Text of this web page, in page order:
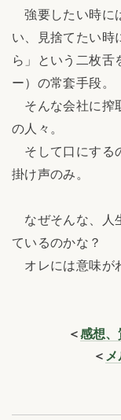
強要したい時に
い、見捨てたい時
ら」という二枚
ー）の常套手段。
そんな会社に搾
の人々。
そして口にする
掛け声のみ。
なぜそんな、人
ているのかな？
オレには意味が
＜感想、
＜